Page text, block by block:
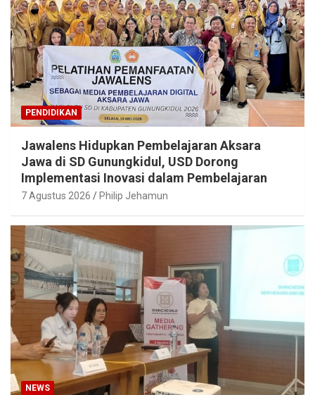
PENDIDIKAN
Jawalens Hidupkan Pembelajaran Aksara
Jawa di SD Gunungkidul, USD Dorong
Implementasi Inovasi dalam Pembelajaran
7 Agustus 2026 Philip Jehamun
NEWS